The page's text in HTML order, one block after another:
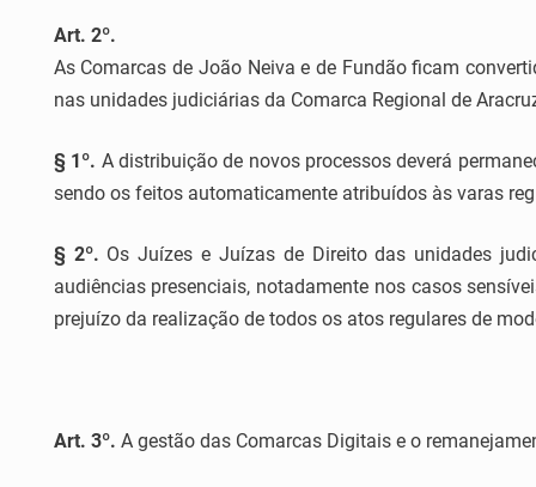
Art. 2º.
As Comarcas de João Neiva e de Fundão ficam
nas unidades judiciárias da Comarca Regional de
§ 1º. A distribuição de novos processos deverá
sendo os feitos automaticamente atribuídos às varas
§ 2º. Os Juízes e Juízas de Direito das unidades
audiências presenciais, notadamente nos casos
prejuízo da realização de todos os atos regulares de
Art. 3º. A gestão das Comarcas Digitais e o